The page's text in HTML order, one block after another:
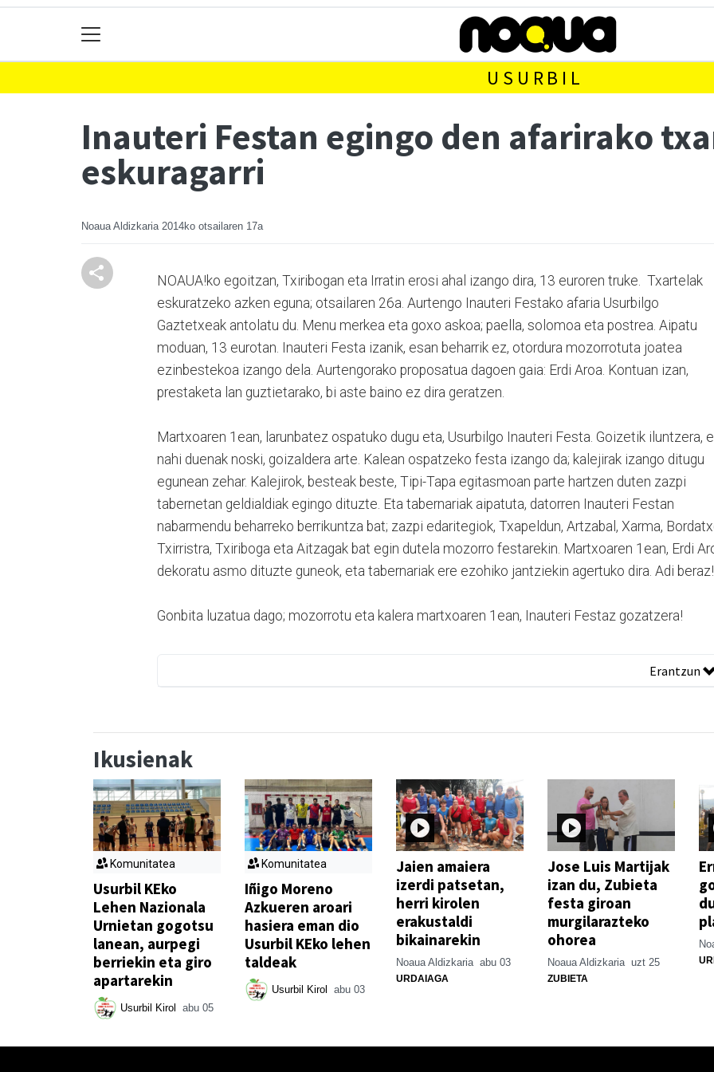
USURBIL
Inauteri Festan egingo den afarirako
eskuragarri
Noaua Aldizkaria 2014ko otsailaren 17a
NOAUA!ko egoitzan, Txiribogan eta Irratin erosi ahal izango dira, 13 euroren truke. Txartelak
eskuratzeko azken eguna; otsailaren 26a. Aurtengo Inauteri Festako afaria Usurbilgo
Gaztetxeak antolatu du. Menu merkea eta goxo askoa; paella, solomoa eta postrea. Aipatu
moduan, 13 eurotan. Inauteri Festa izanik, esan beharrik ez, otordura mozorrotuta joatea
ezinbestekoa izango dela. Aurtengorako proposatua dagoen gaia: Erdi Aroa. Kontuan izan,
prestaketa lan guztietarako, bi aste baino ez dira geratzen.
Martxoaren 1ean, larunbatez ospatuko dugu eta, Usurbilgo Inauteri Festa. Goizetik iluntzera,
nahi duenak noski, goizaldera arte. Kalean ospatzeko festa izango da; kalejirak izango ditugu
egunean zehar. Kalejirok, besteak beste, Tipi-Tapa egitasmoan parte hartzen duten zazpi
tabernetan geldialdiak egingo dituzte. Eta tabernariak aipatuta, datorren Inauteri Festan
nabarmendu beharreko berrikuntza bat; zazpi edaritegiok, Txapeldun, Artzabal, Xarma,
Txirristra, Txiriboga eta Aitzagak bat egin dutela mozorro festarekin. Martxoaren 1ean, Erdi
dekoratu asmo dituzte guneok, eta tabernariak ere ezohiko jantziekin agertuko dira. Adi beraz!
Gonbita luzatua dago; mozorrotu eta kalera martxoaren 1ean, Inauteri Festaz gozatzera!
Erantzun
Ikusienak
Komunitatea
Usurbil KEko
Lehen Nazionala
Urnietan gogotsu
lanean, aurpegi
berriekin eta giro
apartarekin
Usurbil Kirol abu 05
Komunitatea
Iñigo Moreno
Azkueren aroari
hasiera eman dio
Usurbil KEko lehen
taldeak
Usurbil Kirol abu 03
Jaien amaiera
izerdi patsetan,
herri kirolen
erakustaldi
bikainarekin
Noaua Aldizkaria abu 03
URDAIAGA
Jose Luis Martijak
izan du, Zubieta
festa giroan
murgilarazteko
ohorea
Noaua Aldizkaria uzt 25
ZUBIETA